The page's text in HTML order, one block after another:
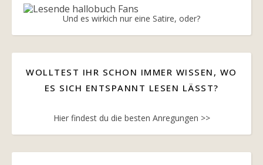
Und es wirkich nur eine Satire, oder?
WOLLTEST IHR SCHON IMMER WISSEN, WO
ES SICH ENTSPANNT LESEN LÄSST?
Hier findest du die besten Anregungen >>